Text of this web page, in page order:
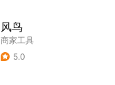
风鸟
商家工具
5.0